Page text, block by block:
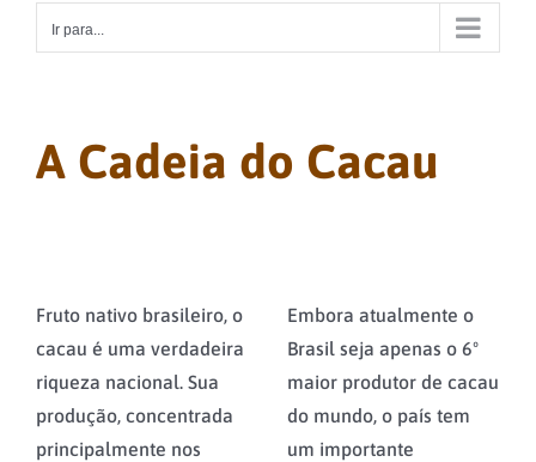
Ir para...
A Cadeia do Cacau
Fruto nativo brasileiro, o
cacau é uma verdadeira
riqueza nacional. Sua
produção, concentrada
principalmente nos
Embora atualmente o
Brasil seja apenas o 6º
maior produtor de cacau
do mundo, o país tem
um importante